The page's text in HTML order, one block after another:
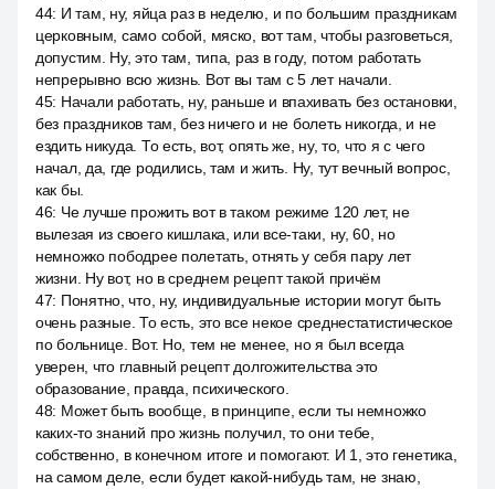
44: И там, ну, яйца раз в неделю, и по большим праздникам
церковным, само собой, мяско, вот там, чтобы разговеться,
допустим. Ну, это там, типа, раз в году, потом работать
непрерывно всю жизнь. Вот вы там с 5 лет начали.
45: Начали работать, ну, раньше и впахивать без остановки,
без праздников там, без ничего и не болеть никогда, и не
ездить никуда. То есть, вот, опять же, ну, то, что я с чего
начал, да, где родились, там и жить. Ну, тут вечный вопрос,
как бы.
46: Че лучше прожить вот в таком режиме 120 лет, не
вылезая из своего кишлака, или все-таки, ну, 60, но
немножко пободрее полетать, отнять у себя пару лет
жизни. Ну вот, но в среднем рецепт такой причём
47: Понятно, что, ну, индивидуальные истории могут быть
очень разные. То есть, это все некое среднестатистическое
по больнице. Вот. Но, тем не менее, но я был всегда
уверен, что главный рецепт долгожительства это
образование, правда, психического.
48: Может быть вообще, в принципе, если ты немножко
каких-то знаний про жизнь получил, то они тебе,
собственно, в конечном итоге и помогают. И 1, это генетика,
на самом деле, если будет какой-нибудь там, не знаю,